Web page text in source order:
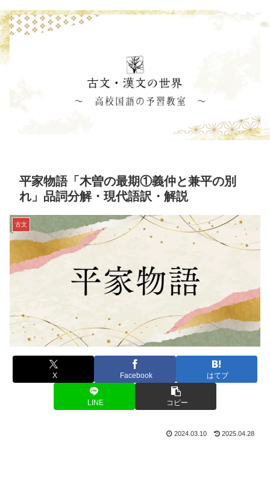
平家物語「木曽の最期①義仲と兼平の別
れ」品詞分解・現代語訳・解説
古文
X Facebook はてブ
LINE コピー
2024.03.10 2025.04.28